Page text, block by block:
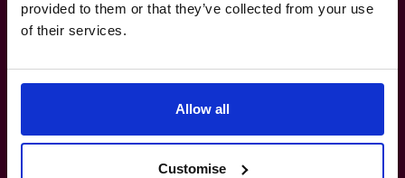
provided to them or that they’ve collected from your use
of their services.
Allow all
Customise
concurrentievoordeel is, en
geen last.